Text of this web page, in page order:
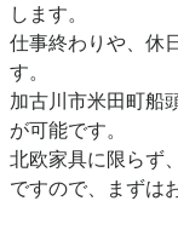
します。
仕事終わりや、休
す。
加古川市米田町船
が可能です。
北欧家具に限らず
ですので、まずは